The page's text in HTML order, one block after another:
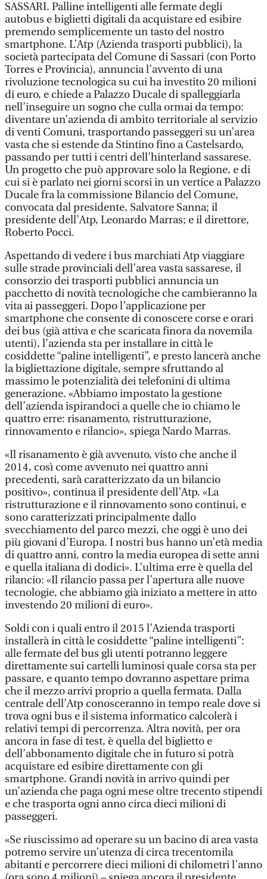
SASSARI. Palline intelligenti alle fermate degli
autobus e biglietti digitali da acquistare ed esibire
premendo semplicemente un tasto del nostro
smartphone. L’Atp (Azienda trasporti pubblici), la
società partecipata del Comune di Sassari (con Porto
Torres e Provincia), annuncia l’avvento di una
rivoluzione tecnologica su cui ha investito 20 milioni
di euro, e chiede a Palazzo Ducale di spalleggiarla
nell’inseguire un sogno che culla ormai da tempo:
diventare un’azienda di ambito territoriale al servizio
di venti Comuni, trasportando passeggeri su un’area
vasta che si estende da Stintino fino a Castelsardo,
passando per tutti i centri dell’hinterland sassarese.
Un progetto che può approvare solo la Regione, e di
cui si è parlato nei giorni scorsi in un vertice a Palazzo
Ducale fra la commissione Bilancio del Comune,
convocata dal presidente, Salvatore Sanna; il
presidente dell’Atp, Leonardo Marras; e il direttore,
Roberto Pocci.
Aspettando di vedere i bus marchiati Atp viaggiare
sulle strade provinciali dell’area vasta sassarese, il
consorzio dei trasporti pubblici annuncia un
pacchetto di novità tecnologiche che cambieranno la
vita ai passeggeri. Dopo l’applicazione per
smartphone che consente di conoscere corse e orari
dei bus (già attiva e che scaricata finora da novemila
utenti), l’azienda sta per installare in città le
cosiddette “paline intelligenti”, e presto lancerà anche
la bigliettazione digitale, sempre sfruttando al
massimo le potenzialità dei telefonini di ultima
generazione. «Abbiamo impostato la gestione
dell’azienda ispirandoci a quelle che io chiamo le
quattro erre: risanamento, ristrutturazione,
rinnovamento e rilancio», spiega Nardo Marras.
«Il risanamento è già avvenuto, visto che anche il
2014, così come avvenuto nei quattro anni
precedenti, sarà caratterizzato da un bilancio
positivo», continua il presidente dell’Atp. «La
ristrutturazione e il rinnovamento sono continui, e
sono caratterizzati principalmente dallo
svecchiamento del parco mezzi, che oggi è uno dei
più giovani d’Europa. I nostri bus hanno un’età media
di quattro anni, contro la media europea di sette anni
e quella italiana di dodici». L’ultima erre è quella del
rilancio: «Il rilancio passa per l’apertura alle nuove
tecnologie, che abbiamo già iniziato a mettere in atto
investendo 20 milioni di euro».
Soldi con i quali entro il 2015 l’Azienda trasporti
installerà in città le cosiddette “paline intelligenti”:
alle fermate del bus gli utenti potranno leggere
direttamente sui cartelli luminosi quale corsa sta per
passare, e quanto tempo dovranno aspettare prima
che il mezzo arrivi proprio a quella fermata. Dalla
centrale dell’Atp conosceranno in tempo reale dove si
trova ogni bus e il sistema informatico calcolerà i
relativi tempi di percorrenza. Altra novità, per ora
ancora in fase di test, è quella del biglietto e
dell’abbonamento digitale che in futuro si potrà
acquistare ed esibire direttamente con gli
smartphone. Grandi novità in arrivo quindi per
un’azienda che paga ogni mese oltre trecento stipendi
e che trasporta ogni anno circa dieci milioni di
passeggeri.
«Se riuscissimo ad operare su un bacino di area vasta
potremo servire un’utenza di circa trecentomila
abitanti e percorrere dieci milioni di chilometri l’anno